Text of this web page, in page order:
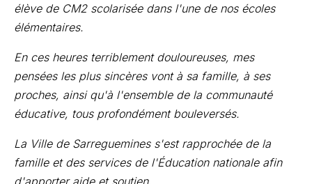
élève de CM2 scolarisée dans l'une de nos écoles
élémentaires.
En ces heures terriblement douloureuses, mes
pensées les plus sincères vont à sa famille, à ses
proches, ainsi qu'à l'ensemble de la communauté
éducative, tous profondément bouleversés.
La Ville de Sarreguemines s'est rapprochée de la
famille et des services de l'Éducation nationale afin
d'apporter aide et soutien.